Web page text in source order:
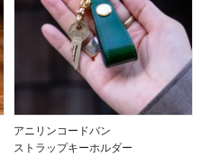
アニリンコードバン
ストラップキーホルダー